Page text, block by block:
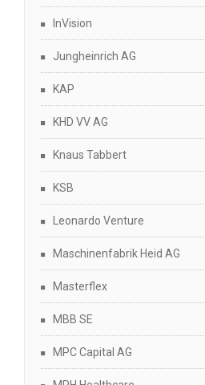
InVision
Jungheinrich AG
KAP
KHD VV AG
Knaus Tabbert
KSB
Leonardo Venture
Maschinenfabrik Heid AG
Masterflex
MBB SE
MPC Capital AG